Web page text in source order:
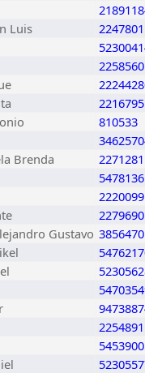
Luis
2247801
2258560
2216795
810533
Brenda
2271281
2279690
Gustavo 3856470
2254891